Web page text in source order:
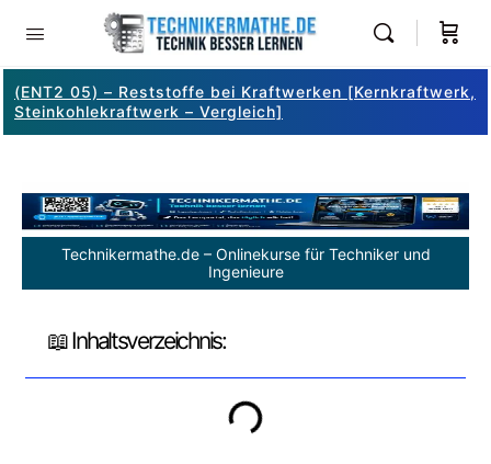
(ENT2 05) – Reststoffe bei Kraftwerken [Kernkraftwerk,
Steinkohlekraftwerk – Vergleich]
Technikermathe.de – Onlinekurse für Techniker und
Ingenieure
📖 Inhaltsverzeichnis: